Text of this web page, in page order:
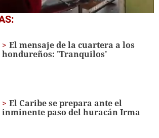
El mensaje de la cuartera a los
hondureños: 'Tranquilos'
El Caribe se prepara ante el
inminente paso del huracán Irma